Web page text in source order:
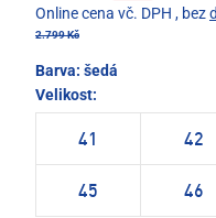
Online cena vč. DPH , bez
2.799 Kč
Barva: šedá
Velikost:
41 42
45 46